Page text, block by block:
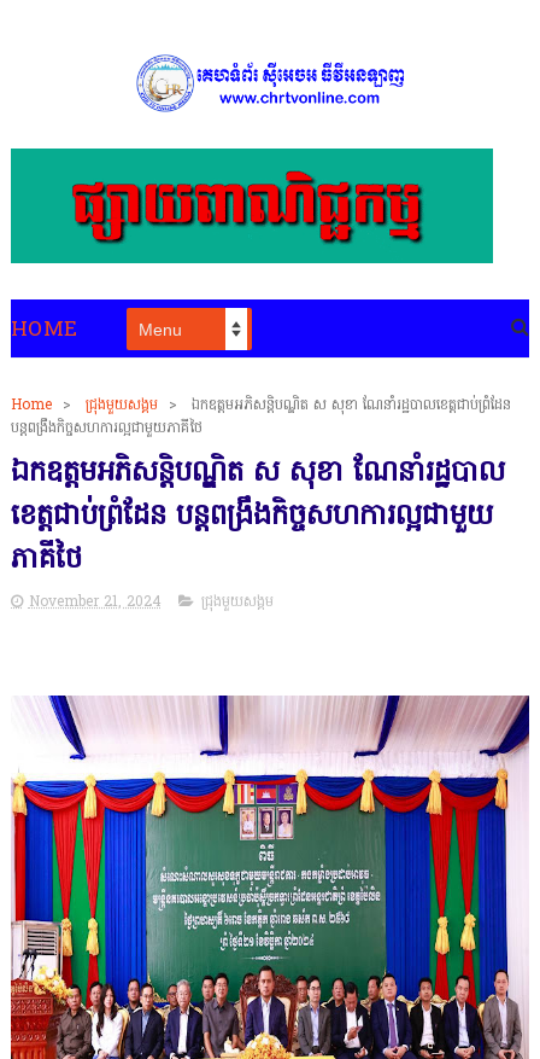
HOME
Home > ជ្រុងមួយសង្គម >
ឯកឧត្តមអភិសន្តិបណ្ឌិត ស សុខា ណែនាំរដ្ឋបាលខេត្តជាប់ព្រំដែន
បន្តពង្រឹងកិច្ចសហការល្អជាមួយភាគីថៃ
ឯកឧត្តមអភិសន្តិបណ្ឌិត ស សុខា ណែនាំរដ្ឋបាល
ខេត្តជាប់ព្រំដែន បន្តពង្រឹងកិច្ចសហការល្អជាមួយ
ភាគីថៃ
November 21, 2024 ជ្រុងមួយសង្គម